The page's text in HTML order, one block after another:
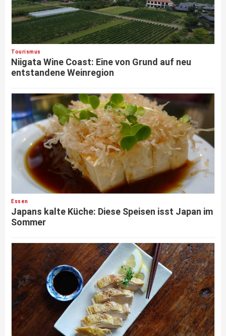
Tourismus
Niigata Wine Coast: Eine von Grund auf neu
entstandene Weinregion
Essen
Japans kalte Küche: Diese Speisen isst Japan im
Sommer